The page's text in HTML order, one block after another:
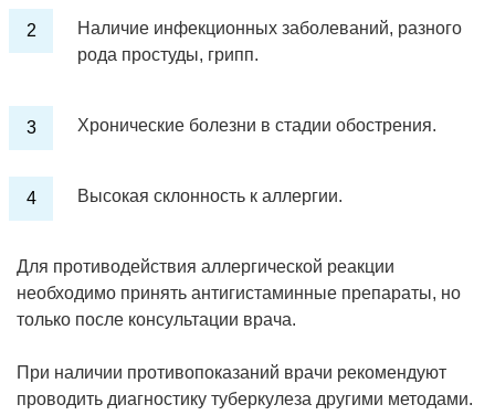
Наличие инфекционных заболеваний, разного
рода простуды, грипп.
Хронические болезни в стадии обострения.
Высокая склонность к аллергии.
Для противодействия аллергической реакции
необходимо принять антигистаминные препараты, но
только после консультации врача.
При наличии противопоказаний врачи рекомендуют
проводить диагностику туберкулеза другими методами.